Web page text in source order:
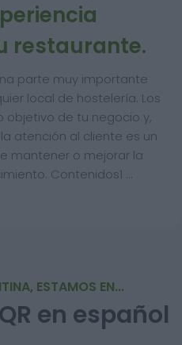
restaurante.
parte muy importante
local de hostelería. Los
objetivo de tu negocio y,
atención al cliente es un
mantener o mejorar la
Contenidos1 …
ESTAMOS EN...
en español